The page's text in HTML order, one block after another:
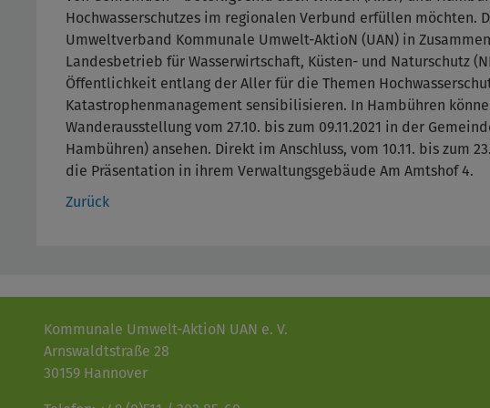
Hochwasserschutzes im regionalen Verbund erfüllen möchten.
Umweltverband Kommunale Umwelt-AktioN (UAN) in
Landesbetrieb für Wasserwirtschaft, Küsten- und Naturschutz
Öffentlichkeit entlang der Aller für die Themen
Katastrophenmanagement sensibilisieren. In Hambühren
Wanderausstellung vom 27.10. bis zum 09.11.2021 in der
Hambühren) ansehen. Direkt im Anschluss, vom 10.11. bis zum
die Präsentation in ihrem Verwaltungsgebäude Am Amtshof 4.
Zurück
Kommunale Umwelt-AktioN UAN e. V.
Arnswaldtstraße 28
30159 Hannover